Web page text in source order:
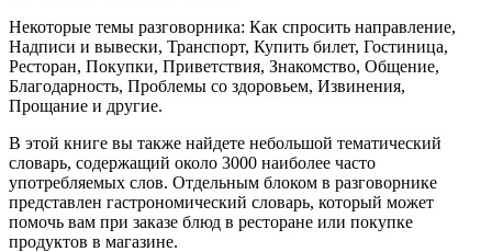
Некоторые темы разговорника: Как спросить направление,
Надписи и вывески, Транспорт, Купить билет, Гостиница,
Ресторан, Покупки, Приветствия, Знакомство, Общение,
Благодарность, Проблемы со здоровьем, Извинения,
Прощание и другие.
В этой книге вы также найдете небольшой тематический
словарь, содержащий около 3000 наиболее часто
употребляемых слов. Отдельным блоком в разговорнике
представлен гастрономический словарь, который может
помочь вам при заказе блюд в ресторане или покупке
продуктов в магазине.